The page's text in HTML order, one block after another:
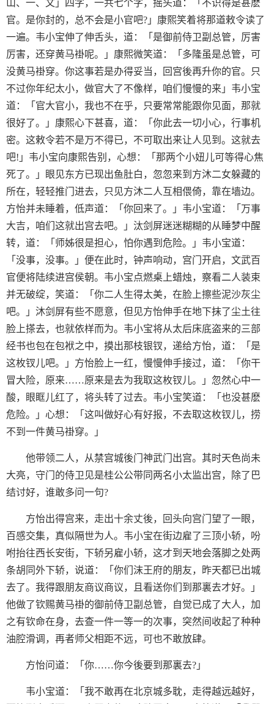
山、一、文」四字，一共七个字，摇头道：「不识得是甚麽
官。是你封的，总不会是小官吧?」康熙笑着将那道敕令读了
一遍。韦小宝伸了伸舌头，道：「是御前侍卫副总管，厉害
厉害，还穿黄马褂呢。」康熙微笑道：「多隆虽是总管，可
没黄马褂穿。你这事若是办得妥当，回宫後再升你的官。只
不过你年纪太小，做官大了不像样，咱们慢慢的来」韦小宝
道：「官大官小，我也不在乎，只要常常能跟你见面，那就
很好了。」康熙心下甚喜，道：「你此去一切小心，行事机
密。这敕令若不是万不得已，不可取出来让人见到。这就去
吧!」韦小宝向康熙告别，心想：「那两个小妞儿可等得心焦
死了。」眼见东方已现出鱼肚白，忽忽来到方沐二女躲藏的
所在，轻轻推门进去，只见方沐二人互相偎倚，靠在墙边。
方怡并未睡着，低声道：「你回来了。」韦小宝道：「万事
大吉，咱们这就出宫去吧。」汰剑屏迷迷糊糊的从睡梦中醒
转，道：「师姊很是担心，怕你遇到危险。」韦小宝道：
「没事，没事。」便在此时，钟声响动，宫门开启，文武百
官便将陆续进宫侯朝。韦小宝点燃桌上蜡烛，察看二人装束
并无破绽，笑道：「你二人生得太美，在脸上擦些泥沙灰尘
吧。」沐剑屏有些不愿意，但见方怡伸手在地下抹了尘土往
脸上搽去，也就依样而为。韦小宝将从太后床底盗来的三部
经书也包在包袱之中，摸出那枝银钗，递给方怡，道：「是
这枚钗儿吧。」方怡脸上一红，慢慢伸手接过，道：「你干
冒大险，原来……原来是去为我取这枚钗儿。」忽然心中一
酸，眼眶儿红了，将头转了过去。韦小宝笑道：「也没甚麽
危险。」心想：「这叫做好心有好报，不去取这枚钗儿，捞
不到一件黄马褂穿。」
他带领二人，从禁宫城後门神武门出宫。其时天色尚未
大亮，守门的侍卫见是桂公公带同两名小太监出宫，除了巴
结讨好，谁敢多问一句?
方怡出得宫来，走出十余丈後，回头向宫门望了一眼，
百感交集，真似隔世为人。韦小宝在街边雇了三顶小轿，吩
咐抬往西长安街，下轿另雇小轿，这才到天地会落脚之处两
条胡同外下轿，说道：「你们沫王府的朋友，昨天都已出城
去了。我得跟朋友商议商议，且看送你们到那裏去才好。」
他做了钦赐黄马褂的御前侍卫副总管，自觉已成了大人，加
之有钦命在身，去查一件一等一的次事，突然间收起了种种
油腔滑调，再者师父相距不远，可也不敢放肆。
方怡问道：「你……你今後要到那裏去?」
韦小宝道：「我不敢再在北京城多耽，走得越远越好，